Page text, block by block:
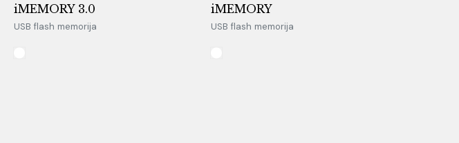
iMEMORY 3.0
USB flash memorija
iMEMORY
USB flash memorija